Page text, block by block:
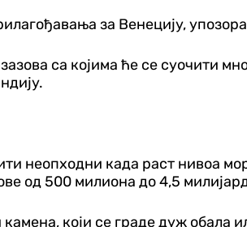
за Венецију,
са којима ће се суочити
неопходни када раст нивоа
од 500 милиона до 4,5
који се граде дуж обала